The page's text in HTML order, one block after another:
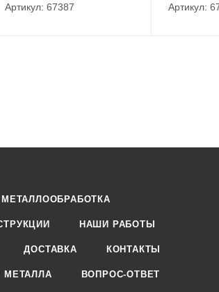
Артикул: 67387 Артикул:
МЕТАЛЛООБРАБОТКА
НАШИ РАБОТЫ
ДОСТАВКА КОНТАКТЫ
МЕТАЛЛА ВОПРОС-ОТВЕТ